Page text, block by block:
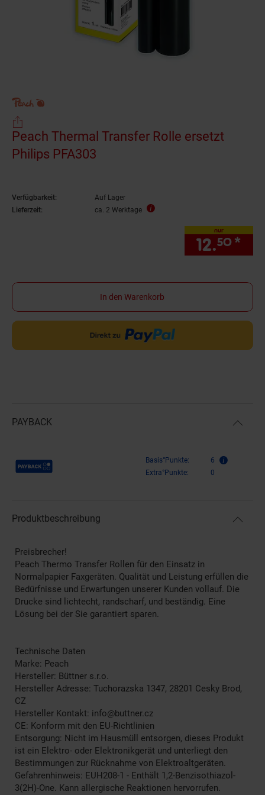
Peach Thermal Transfer Rolle ersetzt
Philips PFA303
Verfügbarkeit:
Auf Lager
Lieferzeit:
ca. 2 Werktage
nur
12.50 *
In den Warenkorb
PAYBACK
Payback Punkte Basis°Punkte:
6
Extra°Punkte:
0
Produktbeschreibung
Preisbrecher!
Peach Thermo Transfer Rollen für den Einsatz in
Normalpapier Faxgeräten. Qualität und Leistung erfüllen die
Bedürfnisse und Erwartungen unserer Kunden vollauf. Die
Drucke sind lichtecht, randscharf, und beständig. Eine
Lösung bei der Sie garantiert sparen.
Technische Daten
Marke: Peach
Hersteller: Büttner s.r.o.
Hersteller Adresse: Tuchorazska 1347, 28201 Cesky Brod,
CZ
Hersteller Kontakt: info@buttner.cz
CE: Konform mit den EU-Richtlinien
Entsorgung: Nicht im Hausmüll entsorgen, dieses Produkt
ist ein Elektro- oder Elektronikgerät und unterliegt den
Bestimmungen zur Rücknahme von Elektroaltgeräten.
Gefahrenhinweis: EUH208-1 - Enthält 1,2-Benzisothiazol-
3(2H)-One. Kann allergische Reaktionen hervorrufen.